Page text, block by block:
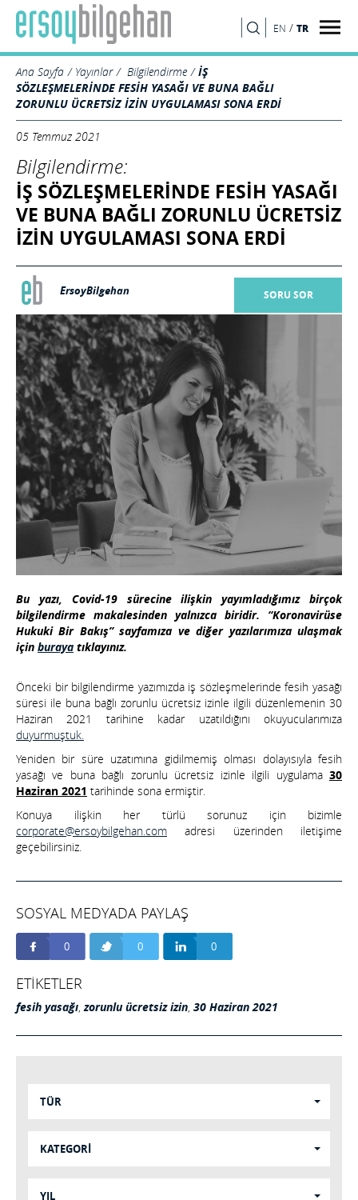
EN / TR
Ana Sayfa Yayınlar Bilgilendirme
İŞ
SÖZLEŞMELERİNDE FESİH YASAĞI VE BUNA BAĞLI
ZORUNLU ÜCRETSİZ İZİN UYGULAMASI SONA ERDİ
05 Temmuz 2021
Bilgilendirme:
İŞ SÖZLEŞMELERİNDE FESİH YASAĞI
VE BUNA BAĞLI ZORUNLU ÜCRETSİZ
İZİN UYGULAMASI SONA ERDİ
ErsoyBilgehan SORU SOR
Bu yazı, Covid-19 sürecine ilişkin yayımladığımız birçok
bilgilendirme makalesinden yalnızca biridir. “Koronavirüse
Hukuki Bir Bakış” sayfamıza ve diğer yazılarımıza ulaşmak
için buraya tıklayınız.
Önceki bir bilgilendirme yazımızda iş sözleşmelerinde fesih yasağı
süresi ile buna bağlı zorunlu ücretsiz izinle ilgili düzenlemenin 30
Haziran 2021 tarihine kadar uzatıldığını okuyucularımıza
duyurmuştuk.
Yeniden bir süre uzatımına gidilmemiş olması dolayısıyla fesih
yasağı ve buna bağlı zorunlu ücretsiz izinle ilgili uygulama 30
Haziran 2021 tarihinde sona ermiştir.
Konuya ilişkin her türlü sorunuz için bizimle
corporate@ersoybilgehan.com adresi üzerinden iletişime
geçebilirsiniz.
SOSYAL MEDYADA PAYLAŞ
0 0 0
ETİKETLER
fesih yasağı,zorunlu ücretsiz izin, 30 Haziran 2021
TÜR
KATEGORİ
YIL
ARA